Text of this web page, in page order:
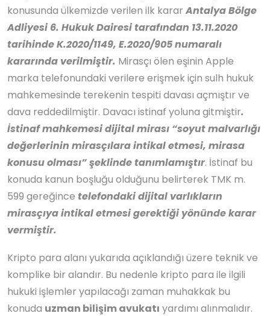
konusunda ülkemizde verilen ilk kararAntalya Bölge
Adliyesi 6. Hukuk Dairesi tarafından 13.11.2020
tarihinde K.2020/1149, E.2020/905 numaralı
kararında verilmiştir. Mirasçı ölen eşinin Apple
marka telefonundaki verilere erişmek için sulh hukuk
mahkemesinde terekenin tespiti davası açmıştır ve
dava reddedilmiştir. Davacı istinaf yoluna gitmiştir.
İstinaf mahkemesi dijital mirası “soyut malvarlığı
değerlerinin mirasçılara intikal etmesi, mirasa
konusu olması” şeklinde tanımlamıştır. İstinaf bu
konuda kanun boşluğu olduğunu belirterek TMK m.
599 gereğince telefondaki dijital varlıkların
mirasçıya intikal etmesi gerektiği yönünde karar
vermiştir.
Kripto para alanı yukarıda açıklandığı üzere teknik ve
komplike bir alandır. Bu nedenle kripto para ile ilgili
hukuki işlemler yapılacağı zaman muhakkak bu
konuda uzman bilişim avukatı yardımı alınmalıdır.